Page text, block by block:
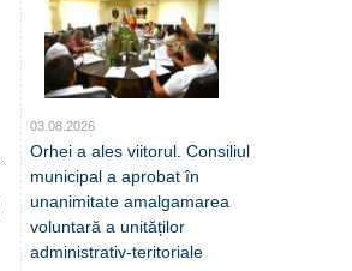
03.08.2026
Orhei a ales viitorul. Consiliul
municipal a aprobat în
unanimitate amalgamarea
voluntară a unităților
administrativ-teritoriale